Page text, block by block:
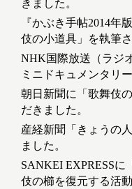
きました。
『かぶき手帖2014年
伎の小道具」を執筆
NHK国際放送（ラジ
ミニドキュメンタリ
朝日新聞に「歌舞伎
だきました。
産経新聞「きょうの
ました。
SANKEI EXPRESS
伎の櫛を復元する活